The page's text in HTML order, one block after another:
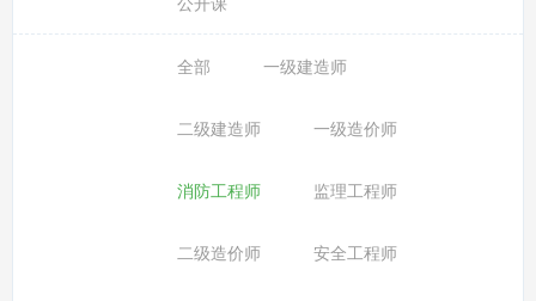
全部 一级建造师
二级建造师 一级造价师
消防工程师 监理工程师
二级造价师 安全工程师